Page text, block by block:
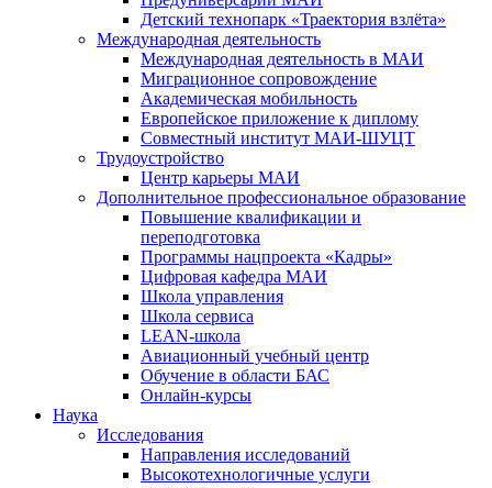
Детский технопарк «Траектория взлёта»
Международная деятельность
Международная деятельность в МАИ
Миграционное сопровождение
Академическая мобильность
Европейское приложение к диплому
Совместный институт МАИ-ШУЦТ
Трудоустройство
Центр карьеры МАИ
Дополнительное профессиональное образование
Повышение квалификации и
переподготовка
Программы нацпроекта «Кадры»
Цифровая кафедра МАИ
Школа управления
Школа сервиса
LEAN-школа
Авиационный учебный центр
Обучение в области БАС
Онлайн-курсы
Наука
Исследования
Направления исследований
Высокотехнологичные услуги